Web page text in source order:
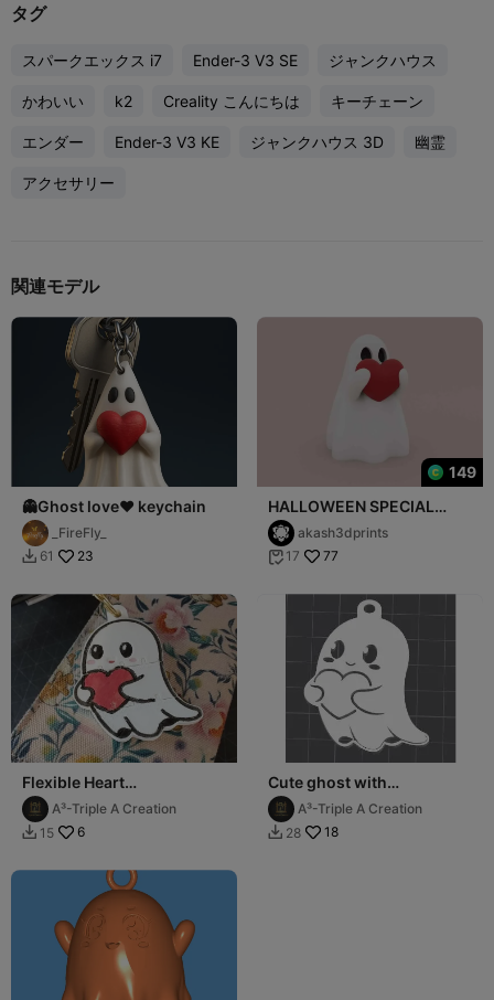
タグ
スパークエックス i7 Ender-3 V3 SE ジャンクハウス
かわいい k2 Creality こんにちは キーチェーン
エンダー Ender-3 V3 KE ジャンクハウス 3D 幽霊
アクセサリー
関連モデル
👻Ghost love❤️ keychain
_FireFly_
 61 23
149
HALLOWEEN SPECIAL
LITTLE GHOST LOVES YOU
SO MUCH
akash3dprints
 17 77
Flexible Heart
Ghost_Keychan
A³-Triple A Creation
 15 6
Cute ghost with
Heart_keychain
A³-Triple A Creation
 28 18